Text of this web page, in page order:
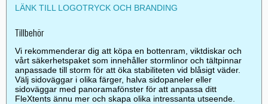
LÄNK TILL LOGOTRYCK OCH BRANDING
Tillbehör
Vi rekommenderar dig att köpa en bottenram, viktdiskar och
vårt säkerhetspaket som innehåller stormlinor och tältpinnar
anpassade till storm för att öka stabiliteten vid blåsigt väder.
Välj sidoväggar i olika färger, halva sidopaneler eller
sidoväggar med panoramafönster för att anpassa ditt
FleXtents ännu mer och skapa olika intressanta utseende.